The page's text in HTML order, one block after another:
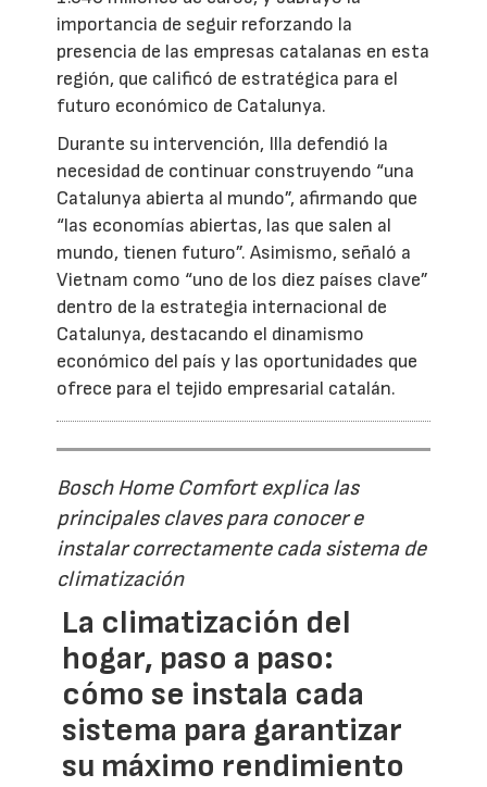
importancia de seguir reforzando la
presencia de las empresas catalanas en esta
región, que calificó de estratégica para el
futuro económico de Catalunya.
Durante su intervención, Illa defendió la
necesidad de continuar construyendo “una
Catalunya abierta al mundo”, afirmando que
“las economías abiertas, las que salen al
mundo, tienen futuro”. Asimismo, señaló a
Vietnam como “uno de los diez países clave”
dentro de la estrategia internacional de
Catalunya, destacando el dinamismo
económico del país y las oportunidades que
ofrece para el tejido empresarial catalán.
Bosch Home Comfort explica las
principales claves para conocer e
instalar correctamente cada sistema de
climatización
La climatización del
hogar, paso a paso:
cómo se instala cada
sistema para garantizar
su máximo rendimiento